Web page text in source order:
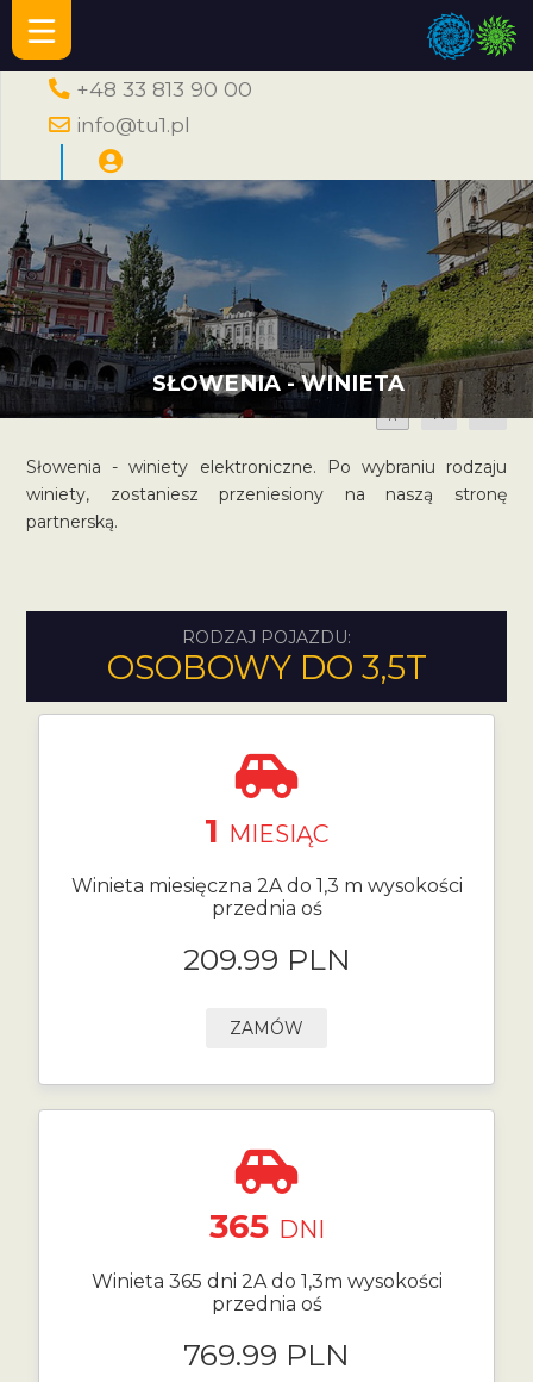
+48 33 813 90 00
info@tu1.pl
SŁOWENIA - WINIETA
A A A
Słowenia - winiety elektroniczne. Po wybraniu rodzaju
winiety, zostaniesz przeniesiony na naszą stronę
partnerską.
RODZAJ POJAZDU:
OSOBOWY DO 3,5T
1 MIESIĄC
Winieta miesięczna 2A do 1,3 m wysokości
przednia oś
209.99 PLN
ZAMÓW
365 DNI
Winieta 365 dni 2A do 1,3m wysokości
przednia oś
769.99 PLN